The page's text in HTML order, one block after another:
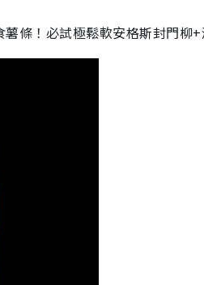
條！必試極鬆軟安格斯封門柳